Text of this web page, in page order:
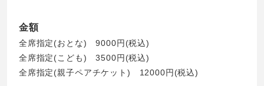
金額
全席指定(おとな) 9000円(税込)
全席指定(こども) 3500円(税込)
全席指定(親子ペアチケット) 12000円(税込)